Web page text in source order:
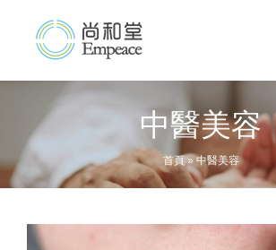
content
中醫美容
首頁 » 中醫美容